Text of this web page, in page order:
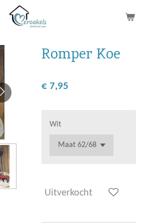
Romper Koe
€ 7,95
Wit
Uitverkocht